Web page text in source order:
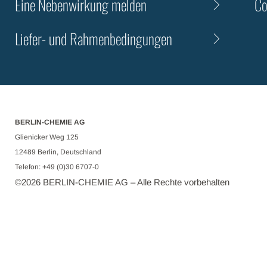
Liefer- und Rahmenbedingungen
BERLIN-CHEMIE AG
Glienicker Weg 125
12489 Berlin, Deutschland
Telefon: +49 (0)30 6707-0
©2026 BERLIN-CHEMIE AG – Alle Rechte vorbehalten